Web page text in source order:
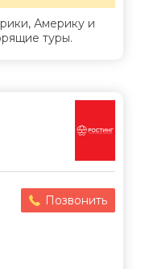
Америку и
туры.
Позвонить